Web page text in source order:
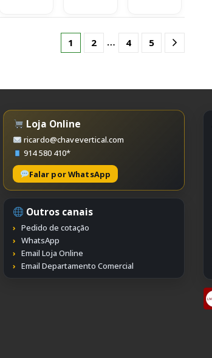
1 2 … 4 5
Loja Online
ricardo@chavevertical.com
914 580 410*
Falar por WhatsApp
Outros canais
Pedido de cotação
WhatsApp
Email Loja Online
Email Departamento Comercial